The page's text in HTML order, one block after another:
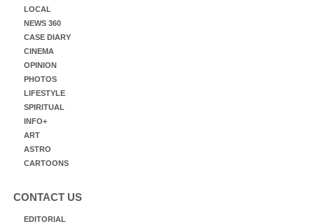
LOCAL
NEWS 360
CASE DIARY
CINEMA
OPINION
PHOTOS
LIFESTYLE
SPIRITUAL
INFO+
ART
ASTRO
CARTOONS
CONTACT US
EDITORIAL